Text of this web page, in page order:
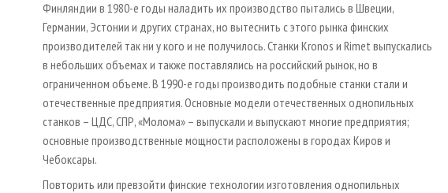
Финляндии в 1980-е годы наладить их производство пытались в Швеции,
Германии, Эстонии и других странах, но вытеснить с этого рынка финских
производителей так ни у кого и не получилось. Станки Kronos и Rimet выпускались
в небольших объемах и также поставлялись на российский рынок, но в
ограниченном объеме. В 1990-е годы производить подобные станки стали и
отечественные предприятия. Основные модели отечественных однопильных
станков – ЦДС, СПР, «Молома» – выпускали и выпускают многие предприятия;
основные производственные мощности расположены в городах Киров и
Чебоксары.
Повторить или превзойти финские технологии изготовления однопильных